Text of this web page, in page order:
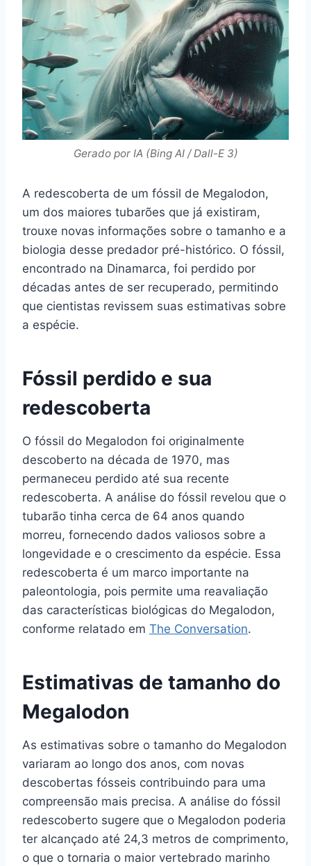
Gerado por IA (Bing AI / Dall-E 3)
A redescoberta de um fóssil de Megalodon,
um dos maiores tubarões que já existiram,
trouxe novas informações sobre o tamanho e a
biologia desse predador pré-histórico. O fóssil,
encontrado na Dinamarca, foi perdido por
décadas antes de ser recuperado, permitindo
que cientistas revissem suas estimativas sobre
a espécie.
Fóssil perdido e sua
redescoberta
O fóssil do Megalodon foi originalmente
descoberto na década de 1970, mas
permaneceu perdido até sua recente
redescoberta. A análise do fóssil revelou que o
tubarão tinha cerca de 64 anos quando
morreu, fornecendo dados valiosos sobre a
longevidade e o crescimento da espécie. Essa
redescoberta é um marco importante na
paleontologia, pois permite uma reavaliação
das características biológicas do Megalodon,
conforme relatado em The Conversation.
Estimativas de tamanho do
Megalodon
As estimativas sobre o tamanho do Megalodon
variaram ao longo dos anos, com novas
descobertas fósseis contribuindo para uma
compreensão mais precisa. A análise do fóssil
redescoberto sugere que o Megalodon poderia
ter alcançado até 24,3 metros de comprimento,
o que o tornaria o maior vertebrado marinho